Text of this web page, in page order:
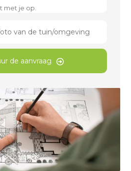
van de tuin/omgeving
de aanvraag